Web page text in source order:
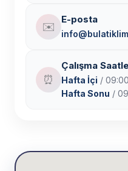
✉️
E-posta
⏰
Çalışma
Hafta İçi /
Hafta Sonu /